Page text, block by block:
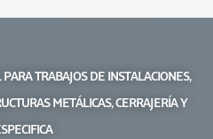
TRABAJOS DE INSTALACIONES,
METÁLICAS, CERRAJERÍA Y